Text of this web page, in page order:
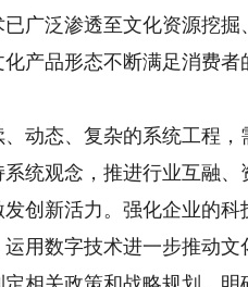
广泛渗透至文化资源挖掘
产品形态不断满足消费
态、复杂的系统工程，
统观念，推进行业互融
创新活力。强化企业的
用数字技术进一步推动文